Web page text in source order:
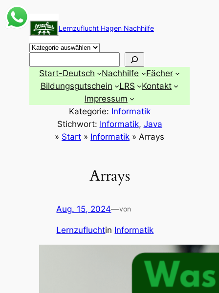
Zum
Inhalt
springen
Lernzuflucht Hagen Nachhilfe
Start-Deutsch Nachhilfe
Fächer
Bildungsgutschein
LRS
Kontakt
Impressum
Kategorie: Informatik
Stichwort: Informatik, Java
» Start » Informatik » Arrays
Arrays
Aug. 15, 2024—von
Lernzufluchtin Informatik